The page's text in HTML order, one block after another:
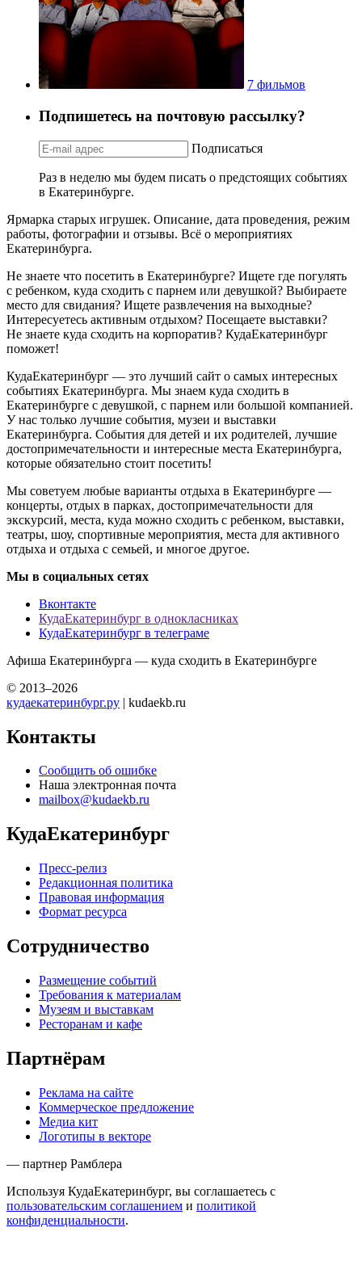
7 фильмов
Подпишетесь на почтовую рассылку?
Подписаться
Раз в неделю мы будем писать о предстоящих событиях
в Екатеринбурге.
Ярмарка старых игрушек. Описание, дата проведения, режим
работы, фотографии и отзывы. Всё о мероприятиях
Екатеринбурга.
Не знаете что посетить в Екатеринбурге? Ищете где погулять
с ребенком, куда сходить с парнем или девушкой? Выбираете
место для свидания? Ищете развлечения на выходные?
Интересуетесь активным отдыхом? Посещаете выставки?
Не знаете куда сходить на корпоратив? КудаЕкатеринбург
поможет!
КудаЕкатеринбург — это лучший сайт о самых интересных
событиях Екатеринбурга. Мы знаем куда сходить в
Екатеринбурге с девушкой, с парнем или большой компанией.
У нас только лучшие события, музеи и выставки
Екатеринбурга. События для детей и их родителей, лучшие
достопримечательности и интересные места Екатеринбурга,
которые обязательно стоит посетить!
Мы советуем любые варианты отдыха в Екатеринбурге —
концерты, отдых в парках, достопримечательности для
экскурсий, места, куда можно сходить с ребенком, выставки,
театры, шоу, спортивные мероприятия, места для активного
отдыха и отдыха с семьей, и многое другое.
Мы в социальных сетях
Вконтакте
КудаЕкатеринбург в однокласниках
КудаЕкатеринбург в телеграме
Афиша Екатеринбурга — куда сходить в Екатеринбурге
© 2013–2026
кудаекатеринбург.ру | kudaekb.ru
Контакты
Сообщить об ошибке
Наша электронная почта
mailbox@kudaekb.ru
КудаЕкатеринбург
Пресс-релиз
Редакционная политика
Правовая информация
Формат ресурса
Сотрудничество
Размещение событий
Требования к материалам
Музеям и выставкам
Ресторанам и кафе
Партнёрам
Реклама на сайте
Коммерческое предложение
Медиа кит
Логотипы в векторе
— партнер Рамблера
Используя КудаЕкатеринбург, вы соглашаетесь с
пользовательским соглашением и политикой
конфиденциальности.